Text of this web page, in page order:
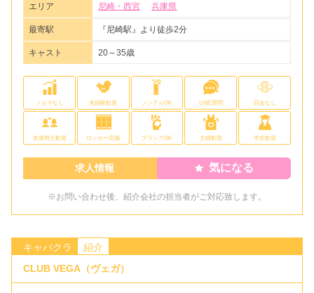
エリア 尼崎・西宮 兵庫県
最寄駅 『尼崎駅』より徒歩2分
キャスト 20～35歳
ノルマなし 未経験歓迎 ノンアルOK LINE質問 罰金なし
友達同士歓迎 ロッカー完備 ブランクOK 主婦歓迎 学生歓迎
求人情報 気になる
※お問い合わせ後、紹介会社の担当者がご対応致します。
キャバクラ
紹介
CLUB VEGA（ヴェガ）